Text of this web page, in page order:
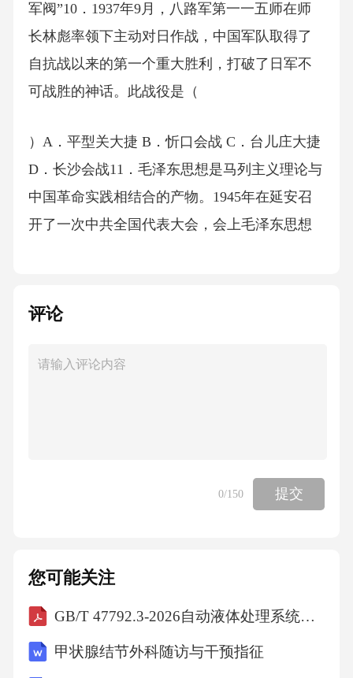
军阀”10．1937年9月，八路军第一一五师在师
长林彪率领下主动对日作战，中国军队取得了
自抗战以来的第一个重大胜利，打破了日军不
可战胜的神话。此战役是（
）A．平型关大捷 B．忻口会战 C．台儿庄大捷
D．长沙会战11．毛泽东思想是马列主义理论与
中国革命实践相结合的产物。1945年在延安召
开了一次中共全国代表大会，会上毛泽东思想
）A．八七会议 B．遵义会议 C．中共七大 D．
晋冀鲁豫野战军主力12万人，一举突破黄河天
）A．淮海战役 B．千里跃进大别山 C．转战陕
题的变化。以下词汇最有可能属于1949-1956年
）A．一五计划
评论
0/150 提交
您可能关注
GB/T 47792.3-2026自动液体处理系统第3部分：容量性能的测定、规范和报告
甲状腺结节外科随访与干预指征